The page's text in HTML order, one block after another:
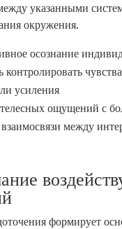
указанными
окружения.
осознание
контролировать
усиления
ощущений с
между
формирует